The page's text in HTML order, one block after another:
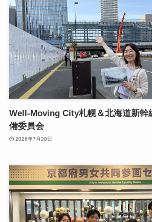
Well-Moving City札幌＆北海道新幹
備委員会
2026年7月20日